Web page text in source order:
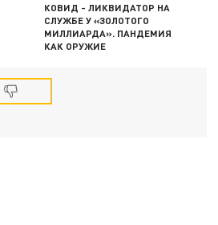
КОВИД - ЛИКВИДАТОР НА
СЛУЖБЕ У «ЗОЛОТОГО
МИЛЛИАРДА». ПАНДЕМИЯ
КАК ОРУЖИЕ